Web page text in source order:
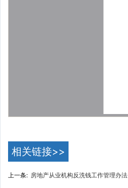
相关链接>>
上一条: 房地产从业机构反洗钱工作管理办法